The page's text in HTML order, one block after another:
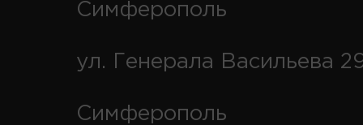
Симферополь
ул. Генерала Васильева
Симферополь